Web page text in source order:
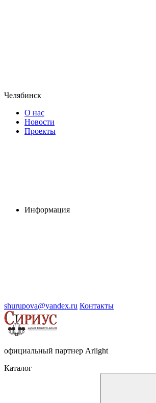
Челябинск
О нас
Новости
Проекты
Информация
shurupova@yandex.ru Контакты
официальный партнер Arlight
Каталог